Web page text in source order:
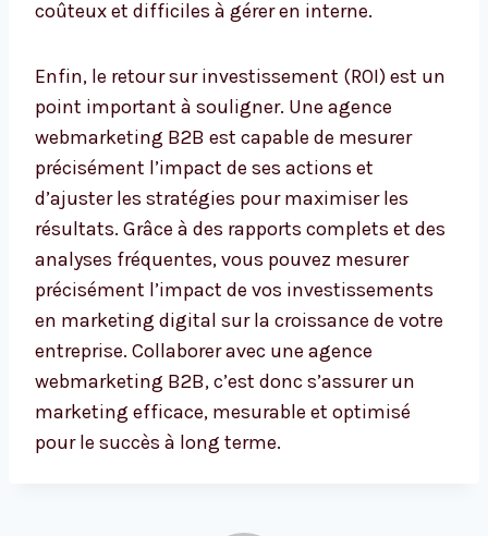
coûteux et difficiles à gérer en interne.
Enfin, le retour sur investissement (ROI) est un
point important à souligner. Une agence
webmarketing B2B est capable de mesurer
précisément l’impact de ses actions et
d’ajuster les stratégies pour maximiser les
résultats. Grâce à des rapports complets et des
analyses fréquentes, vous pouvez mesurer
précisément l’impact de vos investissements
en marketing digital sur la croissance de votre
entreprise. Collaborer avec une agence
webmarketing B2B, c’est donc s’assurer un
marketing efficace, mesurable et optimisé
pour le succès à long terme.